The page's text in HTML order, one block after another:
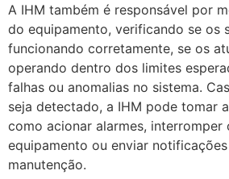
A IHM também é responsável por
do equipamento, verificando se os
funcionando corretamente, se os
operando dentro dos limites
falhas ou anomalias no sistema.
seja detectado, a IHM pode tomar
como acionar alarmes, interromper
equipamento ou enviar
manutenção.